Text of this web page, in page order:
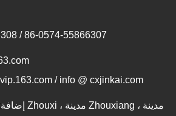
/ 86-0574-55866307
/ info @ cxjinkai.com